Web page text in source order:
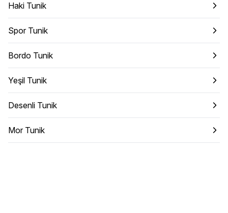
Haki Tunik
Spor Tunik
Bordo Tunik
Yeşil Tunik
Desenli Tunik
Mor Tunik